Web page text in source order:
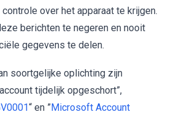
over het apparaat te krijgen.
berichten te negeren en nooit
gegevens te delen.
soortgelijke oplichting zijn
tijdelijk opgeschort”,
“ en ”Microsoft Account